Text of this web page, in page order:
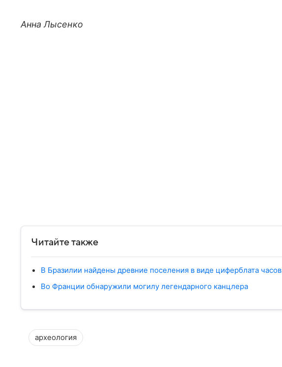
Анна Лысенко
Читайте также
В Бразилии найдены древние поселения в виде циферблата часов
Во Франции обнаружили могилу легендарного канцлера
археология